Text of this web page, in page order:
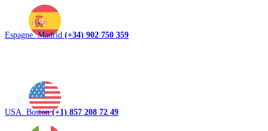
Espagne. Madrid (+34) 902 750 359
USA. Boston(+1) 857 208 72 49